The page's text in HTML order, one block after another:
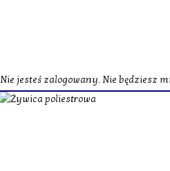
Nie jesteś zalogowany. Nie będziesz